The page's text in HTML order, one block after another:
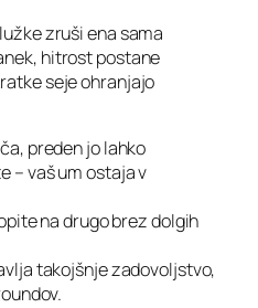
zruši ena sama
hitrost postane
seje ohranjajo
preden jo lahko
– vaš um ostaja v
na drugo brez dolgih
takojšnje zadovoljstvo,